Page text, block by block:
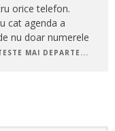
orice telefon.
cat agenda a
nu doar numerele
MAI DEPARTE...